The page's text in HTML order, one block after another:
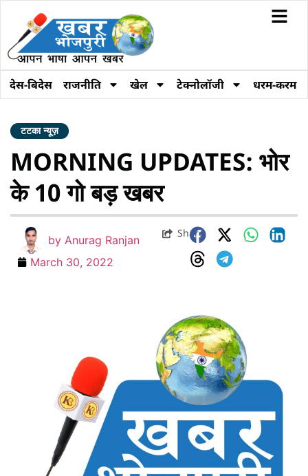
देस-बिदेस राजनीति खेल टेक्नोलॉजी धरम-करम
टटका न्यूज़
MORNING UPDATES: भोर
के 10 गो बड़ खबर
by Anurag Ranjan
March 30, 2022
Share